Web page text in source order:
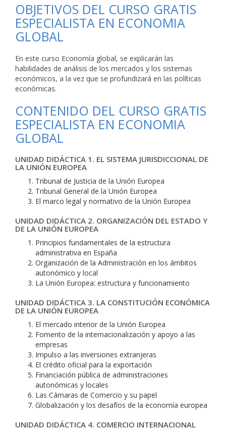
OBJETIVOS DEL CURSO GRATIS
ESPECIALISTA EN ECONOMIA
GLOBAL
En este curso Economía global, se explicarán las
habilidades de análisis de los mercados y los sistemas
económicos, a la vez que se profundizará en las políticas
económicas.
CONTENIDO DEL CURSO GRATIS
ESPECIALISTA EN ECONOMIA
GLOBAL
UNIDAD DIDÁCTICA 1. EL SISTEMA JURISDICCIONAL DE
LA UNIÓN EUROPEA
Tribunal de Justicia de la Unión Europea
Tribunal General de la Unión Europea
El marco legal y normativo de la Unión Europea
UNIDAD DIDÁCTICA 2. ORGANIZACIÓN DEL ESTADO Y
DE LA UNIÓN EUROPEA
Principios fundamentales de la estructura
administrativa en España
Organización de la Administración en los ámbitos
autonómico y local
La Unión Europea: estructura y funcionamiento
UNIDAD DIDÁCTICA 3. LA CONSTITUCIÓN ECONÓMICA
DE LA UNIÓN EUROPEA
El mercado interior de la Unión Europea
Fomento de la internacionalización y apoyo a las
empresas
Impulso a las inversiones extranjeras
El crédito oficial para la exportación
Financiación pública de administraciones
autonómicas y locales
Las Cámaras de Comercio y su papel
Globalización y los desafíos de la economía europea
UNIDAD DIDÁCTICA 4. COMERCIO INTERNACIONAL